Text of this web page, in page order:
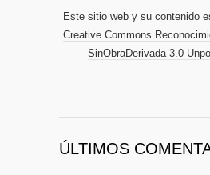
Este sitio web y su contenido
Creative Commons
SinObraDerivada 3.0
ÚLTIMOS